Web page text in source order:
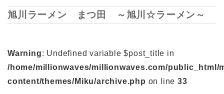
旭川ラーメン まつ田 ～旭川☆ラーメン～
Warning: Undefined variable $post_title in
/home/millionwaves/millionwaves.com/public_html/
content/themes/Miku/archive.php on line33